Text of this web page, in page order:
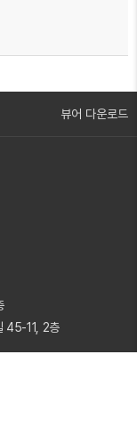
뷰어 다운로드
45-11, 2층